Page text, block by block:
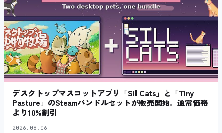
デスクトップマスコットアプリ「Sill Cats」と「Tiny
Pasture」のSteamバンドルセットが販売開始。通常価格
より10%割引
2026.08.06